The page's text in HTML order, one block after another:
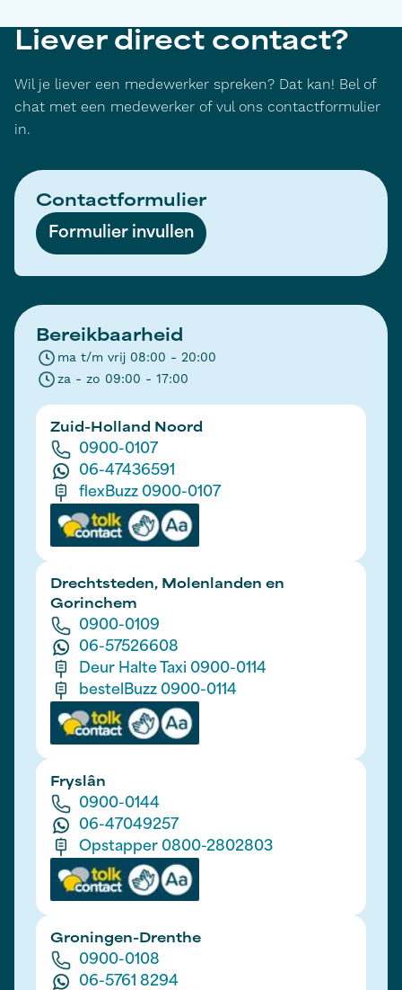
Liever direct contact?
Wil je liever een medewerker spreken? Dat kan! Bel of
chat met een medewerker of vul ons contactformulier
in.
Contactformulier
Formulier invullen
Bereikbaarheid
ma t/m vrij 08:00 - 20:00
za - zo 09:00 - 17:00
Zuid-Holland Noord
0900-0107
06-47436591
flexBuzz 0900-0107
Drechtsteden, Molenlanden en
Gorinchem
0900-0109
06-57526608
Deur Halte Taxi 0900-0114
bestelBuzz 0900-0114
Fryslân
0900-0144
06-47049257
Opstapper 0800-2802803
Groningen-Drenthe
0900-0108
06-5761 8294